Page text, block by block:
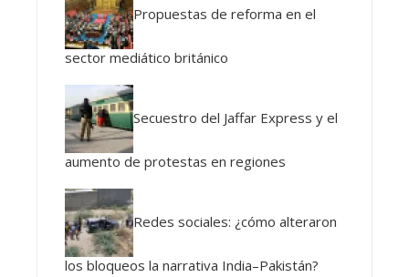
Propuestas de reforma en el
sector mediático británico
Secuestro del Jaffar Express y el
aumento de protestas en regiones
Redes sociales: ¿cómo alteraron
los bloqueos la narrativa India–Pakistán?